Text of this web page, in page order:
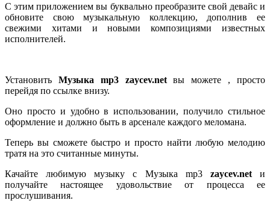
С этим приложением вы буквально преобразите свой девайс и
обновите свою музыкальную коллекцию, дополнив ее
свежими хитами и новыми композициями известных
исполнителей.
Установить Музыка mp3 zaycev.netвы можете , просто
перейдя по ссылке внизу.
Оно просто и удобно в использовании, получило стильное
оформление и должно быть в арсенале каждого меломана.
Теперь вы сможете быстро и просто найти любую мелодию
тратя на это считанные минуты.
Качайте любимую музыку с Музыка mp3 zaycev.netи
получайте настоящее удовольствие от процесса ее
прослушивания.